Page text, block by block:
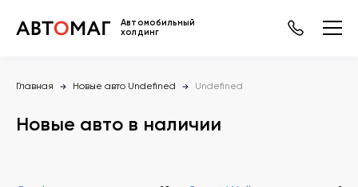
Автомобильный
холдинг
Главная Новые авто Undefined Undefined
Новые авто в наличии